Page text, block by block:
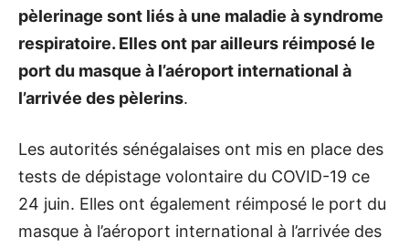
pèlerinage sont liés à une maladie à syndrome
respiratoire. Elles ont par ailleurs réimposé le
port du masque à l’aéroport international à
l’arrivée des pèlerins.
Les autorités sénégalaises ont mis en place des
tests de dépistage volontaire du COVID-19 ce
24 juin. Elles ont également réimposé le port du
masque à l’aéroport international à l’arrivée des